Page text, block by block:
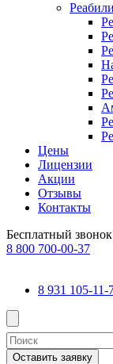
Цены
Лицензии
Акции
Отзывы
Контакты
Бесплатный
8 800 700-00-37
8 931 105-11-
Оставить заявку